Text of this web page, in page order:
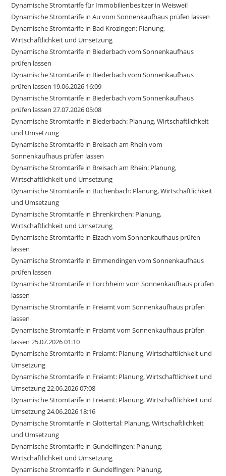
Dynamische Stromtarife für Immobilienbesitzer in Weisweil
Dynamische Stromtarife in Au vom Sonnenkaufhaus prüfen lassen
Dynamische Stromtarife in Bad Krozingen: Planung,
Wirtschaftlichkeit und Umsetzung
Dynamische Stromtarife in Biederbach vom Sonnenkaufhaus
prüfen lassen
Dynamische Stromtarife in Biederbach vom Sonnenkaufhaus
prüfen lassen 19.06.2026 16:09
Dynamische Stromtarife in Biederbach vom Sonnenkaufhaus
prüfen lassen 27.07.2026 05:08
Dynamische Stromtarife in Biederbach: Planung, Wirtschaftlichkeit
und Umsetzung
Dynamische Stromtarife in Breisach am Rhein vom
Sonnenkaufhaus prüfen lassen
Dynamische Stromtarife in Breisach am Rhein: Planung,
Wirtschaftlichkeit und Umsetzung
Dynamische Stromtarife in Buchenbach: Planung, Wirtschaftlichkeit
und Umsetzung
Dynamische Stromtarife in Ehrenkirchen: Planung,
Wirtschaftlichkeit und Umsetzung
Dynamische Stromtarife in Elzach vom Sonnenkaufhaus prüfen
lassen
Dynamische Stromtarife in Emmendingen vom Sonnenkaufhaus
prüfen lassen
Dynamische Stromtarife in Forchheim vom Sonnenkaufhaus prüfen
lassen
Dynamische Stromtarife in Freiamt vom Sonnenkaufhaus prüfen
lassen
Dynamische Stromtarife in Freiamt vom Sonnenkaufhaus prüfen
lassen 25.07.2026 01:10
Dynamische Stromtarife in Freiamt: Planung, Wirtschaftlichkeit und
Umsetzung
Dynamische Stromtarife in Freiamt: Planung, Wirtschaftlichkeit und
Umsetzung 22.06.2026 07:08
Dynamische Stromtarife in Freiamt: Planung, Wirtschaftlichkeit und
Umsetzung 24.06.2026 18:16
Dynamische Stromtarife in Glottertal: Planung, Wirtschaftlichkeit
und Umsetzung
Dynamische Stromtarife in Gundelfingen: Planung,
Wirtschaftlichkeit und Umsetzung
Dynamische Stromtarife in Gundelfingen: Planung,